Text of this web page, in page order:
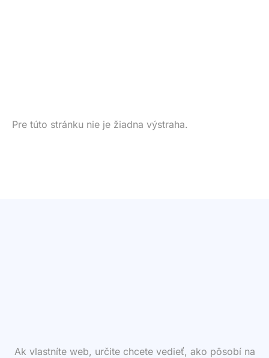
Pre túto stránku nie je žiadna výstraha.
Ak vlastníte web, určite chcete vedieť, ako pôsobí na